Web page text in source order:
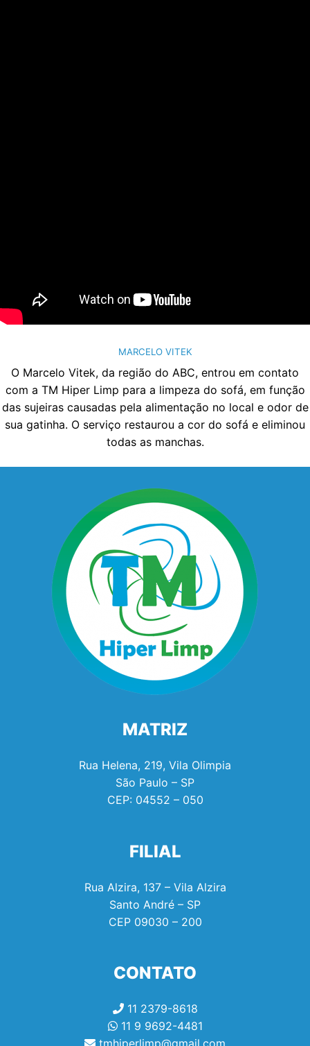
MARCELO VITEK
O Marcelo Vitek, da região do ABC, entrou em contato
com a TM Hiper Limp para a limpeza do sofá, em função
das sujeiras causadas pela alimentação no local e odor de
sua gatinha. O serviço restaurou a cor do sofá e eliminou
todas as manchas.
MATRIZ
Rua Helena, 219, Vila Olimpia
São Paulo – SP
CEP: 04552 – 050
FILIAL
Rua Alzira, 137 – Vila Alzira
Santo André – SP
CEP 09030 – 200
CONTATO
11 2379-8618
11 9 9692-4481